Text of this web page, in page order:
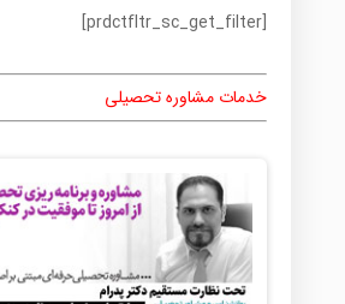
[prdctfltr_sc_get_filter]
خدمات مشاوره تحصیلی